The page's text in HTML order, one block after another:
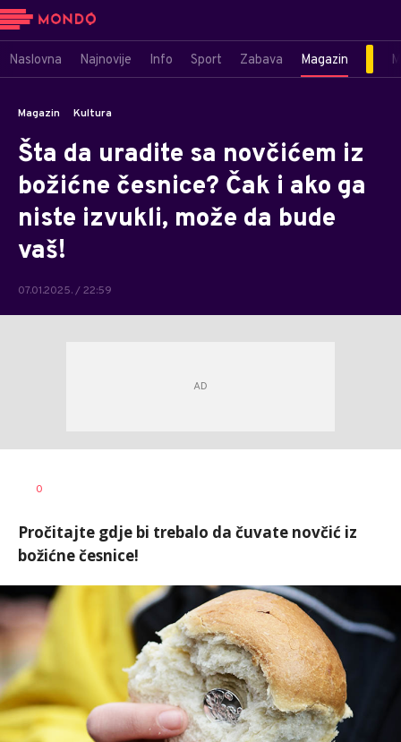
Naslovna Najnovije Info Sport Zabava Magazin
Magazin Kultura
Šta da uradite sa novčićem iz
božićne česnice? Čak i ako ga
niste izvukli, može da bude
vaš!
07.01.2025. / 22:59
0
Pročitajte gdje bi trebalo da čuvate novčić iz
božićne česnice!